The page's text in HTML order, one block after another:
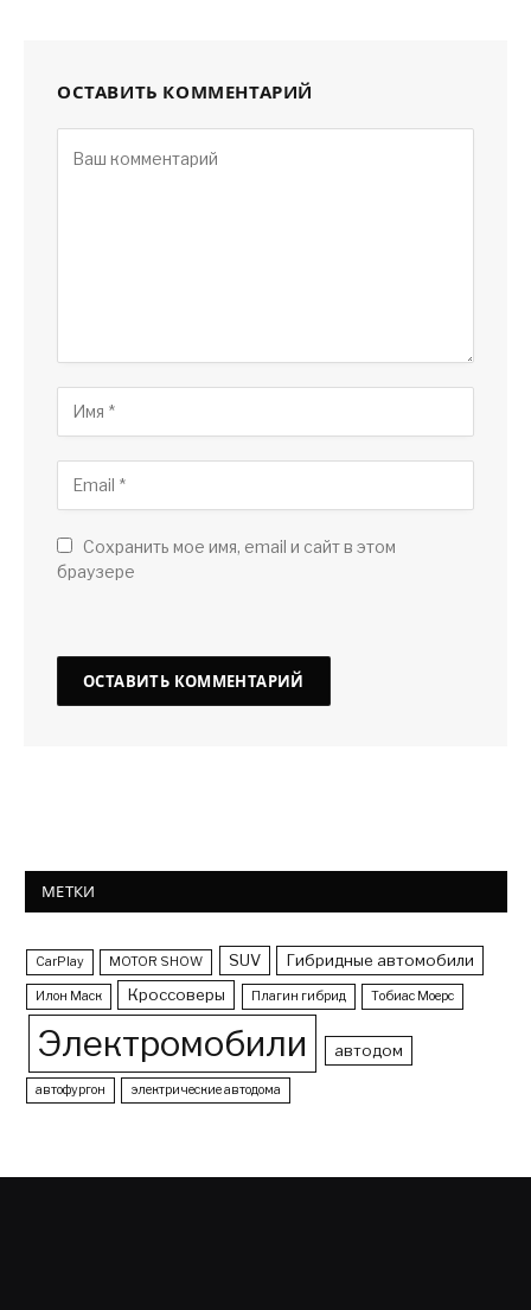
ОСТАВИТЬ КОММЕНТАРИЙ
Сохранить мое имя, email и сайт в этом
браузере
МЕТКИ
CarPlay MOTOR SHOW SUV Гибридные автомобили
Илон Маск Кроссоверы Плагин гибрид Тобиас Моерс
Электромобили автодом
автофургон электрические автодома